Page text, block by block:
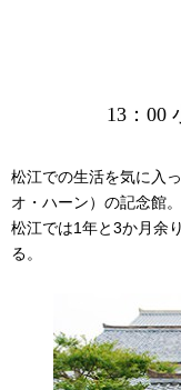
13：00
松江での生活を気に入
オ・ハーン）の記念館。
松江では1年と3か月余
る。